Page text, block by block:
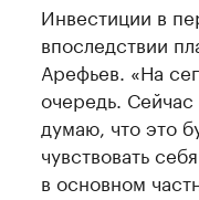
Инвестиции в
впоследствии
Арефьев. «На
очередь.
думаю, что это
чувствовать
в основном